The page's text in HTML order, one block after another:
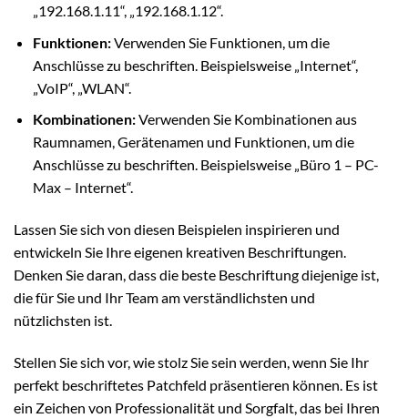
„192.168.1.11“, „192.168.1.12“.
Funktionen:Verwenden Sie Funktionen, um die
Anschlüsse zu beschriften. Beispielsweise „Internet“,
„VoIP“, „WLAN“.
Kombinationen:Verwenden Sie Kombinationen aus
Raumnamen, Gerätenamen und Funktionen, um die
Anschlüsse zu beschriften. Beispielsweise „Büro 1 – PC-
Max – Internet“.
Lassen Sie sich von diesen Beispielen inspirieren und
entwickeln Sie Ihre eigenen kreativen Beschriftungen.
Denken Sie daran, dass die beste Beschriftung diejenige ist,
die für Sie und Ihr Team am verständlichsten und
nützlichsten ist.
Stellen Sie sich vor, wie stolz Sie sein werden, wenn Sie Ihr
perfekt beschriftetes Patchfeld präsentieren können. Es ist
ein Zeichen von Professionalität und Sorgfalt, das bei Ihren